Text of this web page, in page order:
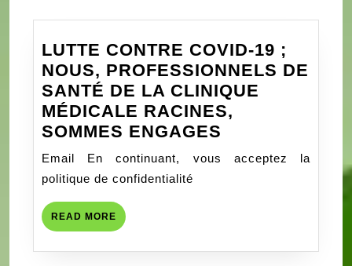
GENITAUX
BENIN
LUTTE CONTRE COVID-19 ;
NOUS, PROFESSIONNELS DE
SANTÉ DE LA CLINIQUE
MÉDICALE RACINES,
SOMMES ENGAGES
CONTRE
COVID-
Email En continuant, vous acceptez la
politique de confidentialité
READ MORE READ
MORE